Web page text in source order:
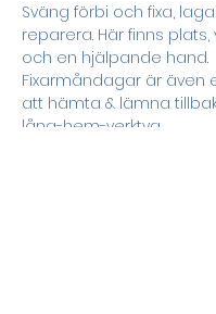
Sväng förbi och fixa,
reparera. Här finns plats,
och en hjälpande hand.
Fixarmåndagar är även
att hämta & lämna
låna-hem-verktyg.